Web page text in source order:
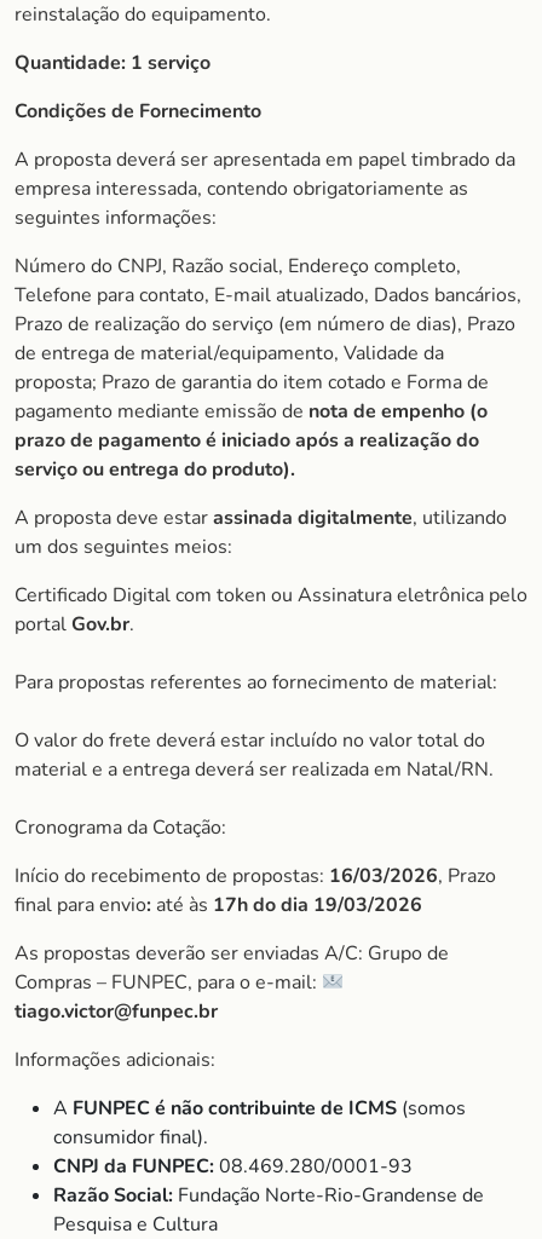
reinstalação do equipamento.
Quantidade: 1 serviço
Condições de Fornecimento
A proposta deverá ser apresentada em papel timbrado da
empresa interessada, contendo obrigatoriamente as
seguintes informações:
Número do CNPJ, Razão social, Endereço completo,
Telefone para contato, E-mail atualizado, Dados bancários,
Prazo de realização do serviço (em número de dias), Prazo
de entrega de material/equipamento, Validade da
proposta; Prazo de garantia do item cotado e Forma de
pagamento mediante emissão de nota de empenho (o
prazo de pagamento é iniciado após a realização do
serviço ou entrega do produto).
A proposta deve estarassinada digitalmente, utilizando
um dos seguintes meios:
Certificado Digital com token ou Assinatura eletrônica pelo
portalGov.br.
Para propostas referentes ao fornecimento de material:
O valor do frete deverá estar incluído no valor total do
material e a entrega deverá ser realizada em Natal/RN.
Cronograma da Cotação:
Início do recebimento de propostas: 16/03/2026, Prazo
final para envio: até às 17h do dia 19/03/2026
As propostas deverão ser enviadas A/C: Grupo de
Compras – FUNPEC, para o e-mail:
tiago.victor@funpec.br
Informações adicionais:
A FUNPEC é não contribuinte de ICMS (somos
consumidor final).
CNPJ da FUNPEC:08.469.280/0001-93
Razão Social: Fundação Norte-Rio-Grandense de
Pesquisa e Cultura